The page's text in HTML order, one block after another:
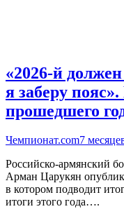
«2026-й
я заберу
прошедшего
Чемпионат.com7
Российско-армянский
Арман Царукян
в котором подводит
итоги этого года….